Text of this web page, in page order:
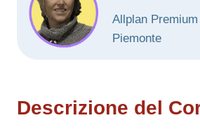
Allplan
Piemonte
Descrizione del